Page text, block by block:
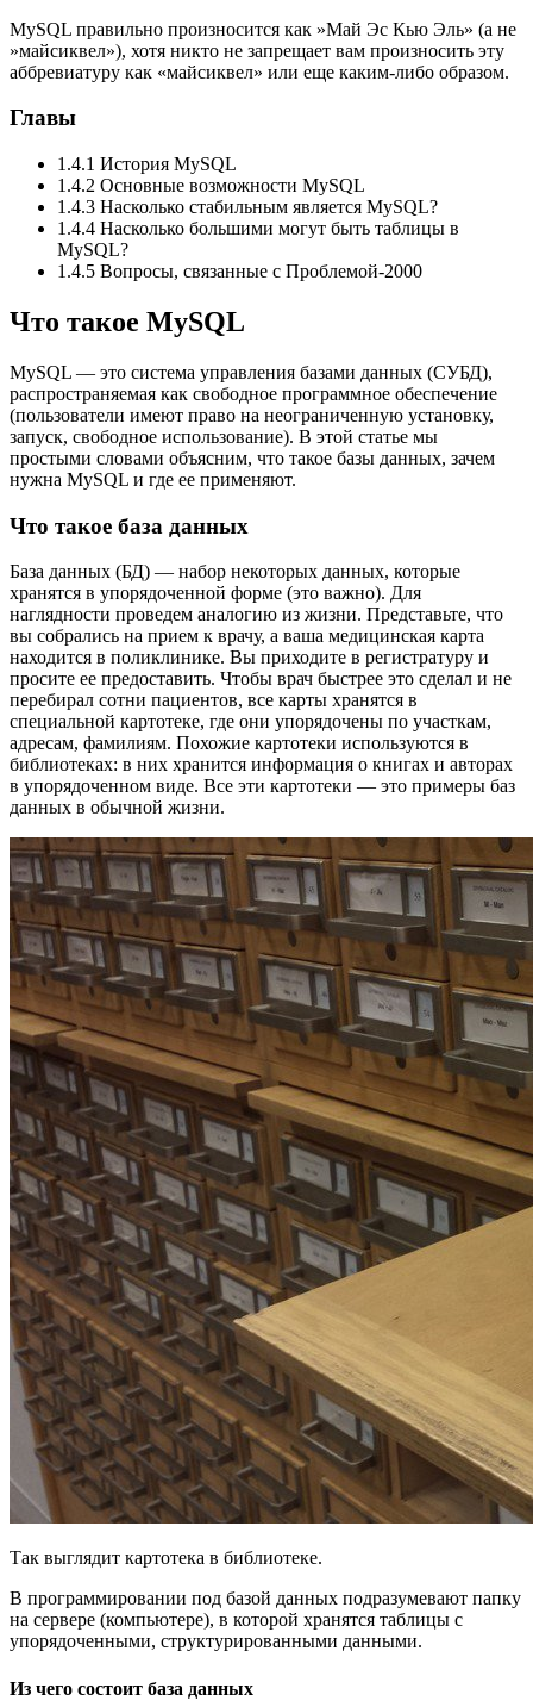
MySQL правильно произносится как »Май Эс Кью Эль» (а не
»майсиквел»), хотя никто не запрещает вам произносить эту
аббревиатуру как «майсиквел» или еще каким-либо образом.
Главы
1.4.1 История MySQL
1.4.2 Основные возможности MySQL
1.4.3 Насколько стабильным является MySQL?
1.4.4 Насколько большими могут быть таблицы в
MySQL?
1.4.5 Вопросы, связанные с Проблемой-2000
Что такое MySQL
MySQL — это система управления базами данных (СУБД),
распространяемая как свободное программное обеспечение
(пользователи имеют право на неограниченную установку,
запуск, свободное использование). В этой статье мы
простыми словами объясним, что такое базы данных, зачем
нужна MySQL и где ее применяют.
Что такое база данных
База данных (БД) — набор некоторых данных, которые
хранятся в упорядоченной форме (это важно). Для
наглядности проведем аналогию из жизни. Представьте, что
вы собрались на прием к врачу, а ваша медицинская карта
находится в поликлинике. Вы приходите в регистратуру и
просите ее предоставить. Чтобы врач быстрее это сделал и не
перебирал сотни пациентов, все карты хранятся в
специальной картотеке, где они упорядочены по участкам,
адресам, фамилиям. Похожие картотеки используются в
библиотеках: в них хранится информация о книгах и авторах
в упорядоченном виде. Все эти картотеки — это примеры баз
данных в обычной жизни.
Так выглядит картотека в библиотеке.
В программировании под базой данных подразумевают папку
на сервере (компьютере), в которой хранятся таблицы с
упорядоченными, структурированными данными.
Из чего состоит база данных